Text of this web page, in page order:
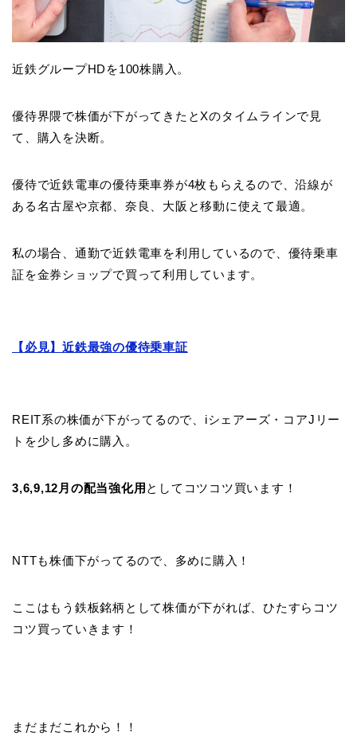
近鉄グループHDを100株購入。
優待界隈で株価が下がってきたとXのタイムラインで見
て、購入を決断。
優待で近鉄電車の優待乗車券が4枚もらえるので、沿線が
ある名古屋や京都、奈良、大阪と移動に使えて最適。
私の場合、通勤で近鉄電車を利用しているので、優待乗車
証を金券ショップで買って利用しています。
【必見】近鉄最強の優待乗車証
REIT系の株価が下がってるので、iシェアーズ・コアJリー
トを少し多めに購入。
3,6,9,12月の配当強化用 としてコツコツ買います！
NTTも株価下がってるので、多めに購入！
ここはもう鉄板銘柄として株価が下がれば、ひたすらコツ
コツ買っていきます！
まだまだこれから！！